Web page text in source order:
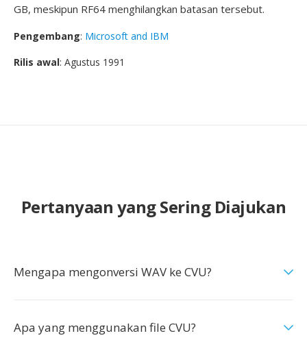
GB, meskipun RF64 menghilangkan batasan tersebut.
Pengembang: Microsoft and IBM
Rilis awal: Agustus 1991
Pertanyaan yang Sering Diajukan
Mengapa mengonversi WAV ke CVU?
Apa yang menggunakan file CVU?